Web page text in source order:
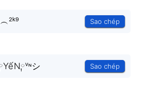
Sao chép
シ Sao chép